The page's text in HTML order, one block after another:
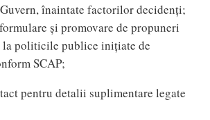
înaintate factorilor decidenți;
și promovare de propuneri
la politicile publice inițiate de
SCAP;
pentru detalii suplimentare legate